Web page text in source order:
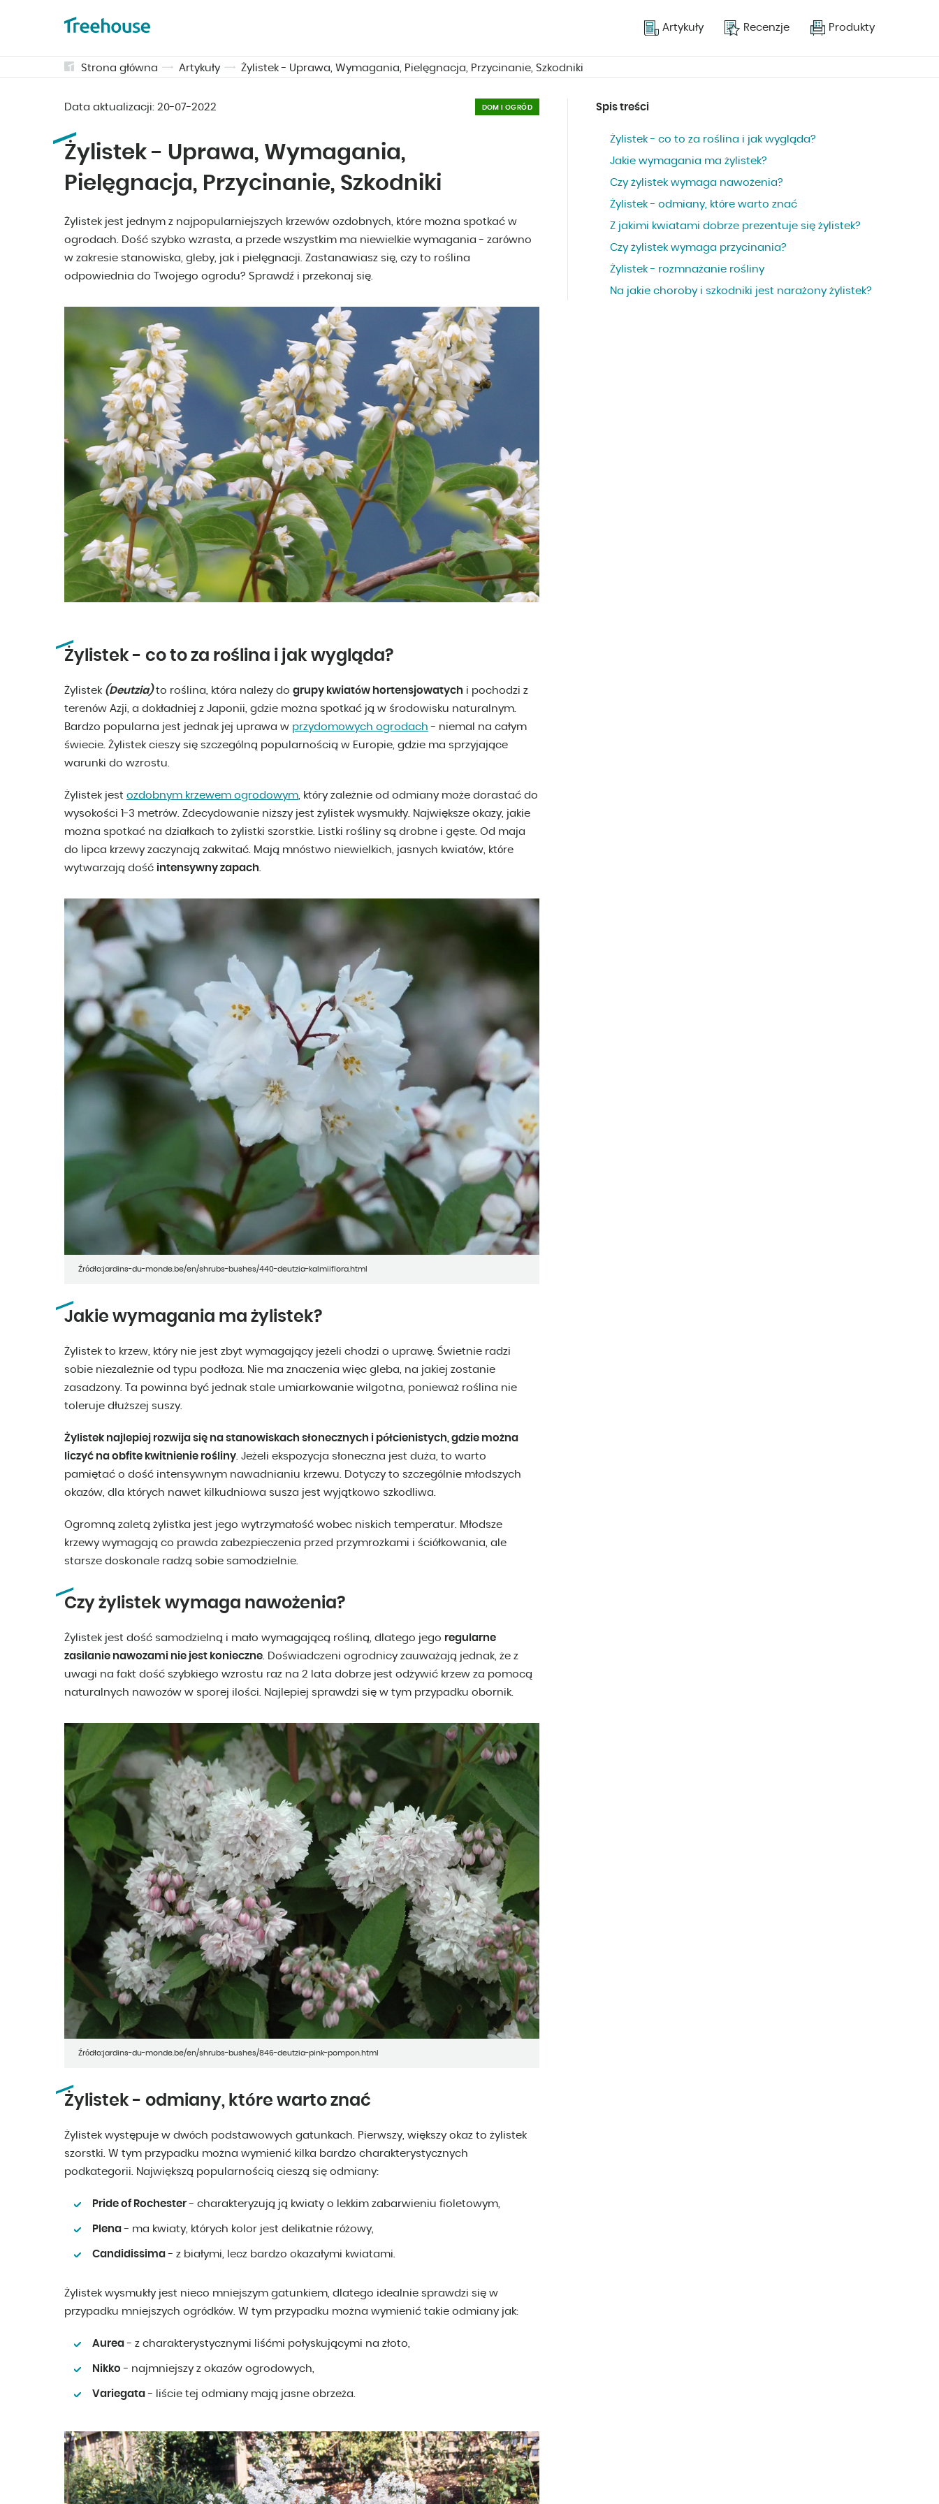
Artykuły Recenzje Produkty
Strona główna Artykuły Żylistek - Uprawa, Wymagania, Pielęgnacja, Przycinanie, Szkodniki
Data aktualizacji: 20-07-2022 DOM I OGRÓD
Żylistek - Uprawa, Wymagania,
Pielęgnacja, Przycinanie, Szkodniki
Żylistek jest jednym z najpopularniejszych krzewów ozdobnych, które można spotkać w
ogrodach. Dość szybko wzrasta, a przede wszystkim ma niewielkie wymagania - zarówno
w zakresie stanowiska, gleby, jak i pielęgnacji. Zastanawiasz się, czy to roślina
odpowiednia do Twojego ogrodu? Sprawdź i przekonaj się.
Żylistek - co to za roślina i jak wygląda?
Żylistek (Deutzia)to roślina, która należy do grupy kwiatów hortensjowatych i pochodzi z
terenów Azji, a dokładniej z Japonii, gdzie można spotkać ją w środowisku naturalnym.
Bardzo popularna jest jednak jej uprawa w przydomowych ogrodach - niemal na całym
świecie. Żylistek cieszy się szczególną popularnością w Europie, gdzie ma sprzyjające
warunki do wzrostu.
Żylistek jest ozdobnym krzewem ogrodowym, który zależnie od odmiany może dorastać do
wysokości 1-3 metrów. Zdecydowanie niższy jest żylistek wysmukły. Największe okazy, jakie
można spotkać na działkach to żylistki szorstkie. Listki rośliny są drobne i gęste. Od maja
do lipca krzewy zaczynają zakwitać. Mają mnóstwo niewielkich, jasnych kwiatów, które
wytwarzają dość intensywny zapach.
Źródło:jardins-du-monde.be/en/shrubs-bushes/440-deutzia-kalmiiflora.html
Jakie wymagania ma żylistek?
Żylistek to krzew, który nie jest zbyt wymagający jeżeli chodzi o uprawę. Świetnie radzi
sobie niezależnie od typu podłoża. Nie ma znaczenia więc gleba, na jakiej zostanie
zasadzony. Ta powinna być jednak stale umiarkowanie wilgotna, ponieważ roślina nie
toleruje dłuższej suszy.
Żylistek najlepiej rozwija się na stanowiskach słonecznych i półcienistych, gdzie można
liczyć na obfite kwitnienie rośliny. Jeżeli ekspozycja słoneczna jest duża, to warto
pamiętać o dość intensywnym nawadnianiu krzewu. Dotyczy to szczególnie młodszych
okazów, dla których nawet kilkudniowa susza jest wyjątkowo szkodliwa.
Ogromną zaletą żylistka jest jego wytrzymałość wobec niskich temperatur. Młodsze
krzewy wymagają co prawda zabezpieczenia przed przymrozkami i ściółkowania, ale
starsze doskonale radzą sobie samodzielnie.
Czy żylistek wymaga nawożenia?
Żylistek jest dość samodzielną i mało wymagającą rośliną, dlatego jego regularne
zasilanie nawozami nie jest konieczne. Doświadczeni ogrodnicy zauważają jednak, że z
uwagi na fakt dość szybkiego wzrostu raz na 2 lata dobrze jest odżywić krzew za pomocą
naturalnych nawozów w sporej ilości. Najlepiej sprawdzi się w tym przypadku obornik.
Źródło:jardins-du-monde.be/en/shrubs-bushes/846-deutzia-pink-pompon.html
Żylistek - odmiany, które warto znać
Żylistek występuje w dwóch podstawowych gatunkach. Pierwszy, większy okaz to żylistek
szorstki. W tym przypadku można wymienić kilka bardzo charakterystycznych
podkategorii. Największą popularnością cieszą się odmiany:
Pride of Rochester - charakteryzują ją kwiaty o lekkim zabarwieniu fioletowym,
Plena - ma kwiaty, których kolor jest delikatnie różowy,
Candidissima - z białymi, lecz bardzo okazałymi kwiatami.
Żylistek wysmukły jest nieco mniejszym gatunkiem, dlatego idealnie sprawdzi się w
przypadku mniejszych ogródków. W tym przypadku można wymienić takie odmiany jak:
Aurea - z charakterystycznymi liśćmi połyskującymi na złoto,
Nikko - najmniejszy z okazów ogrodowych,
Variegata - liście tej odmiany mają jasne obrzeża.
Spis treści
Żylistek - co to za roślina i jak wygląda?
Jakie wymagania ma żylistek?
Czy żylistek wymaga nawożenia?
Żylistek - odmiany, które warto znać
Z jakimi kwiatami dobrze prezentuje się żylistek?
Czy żylistek wymaga przycinania?
Żylistek - rozmnażanie rośliny
Na jakie choroby i szkodniki jest narażony żylistek?